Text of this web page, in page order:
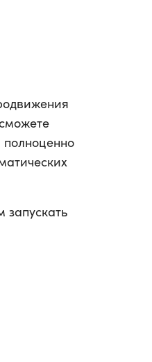
полноценно
запускать